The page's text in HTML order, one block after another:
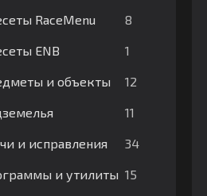
RaceMenu 8
ENB 1
и объекты 12
11
и исправления 34
и утилиты 15